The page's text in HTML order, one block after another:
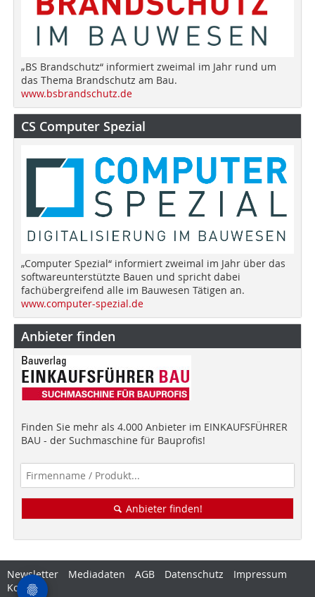
„BS Brandschutz“ informiert zweimal im Jahr rund um
das Thema Brandschutz am Bau.
www.bsbrandschutz.de
CS Computer Spezial
„Computer Spezial“ informiert zweimal im Jahr über das
softwareunterstützte Bauen und spricht dabei
fachübergreifend alle im Bauwesen Tätigen an.
www.computer-spezial.de
Anbieter finden
Finden Sie mehr als 4.000 Anbieter im EINKAUFSFÜHRER
BAU - der Suchmaschine für Bauprofis!
Anbieter finden!
Newsletter Mediadaten AGB Datenschutz
Impressum
Kontakt